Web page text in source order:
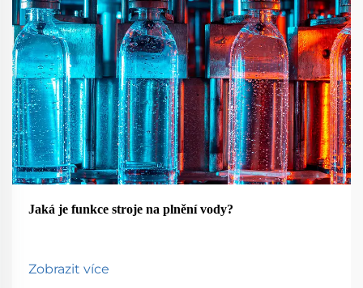
Jaká je funkce stroje na plnění vody?
Zobrazit více